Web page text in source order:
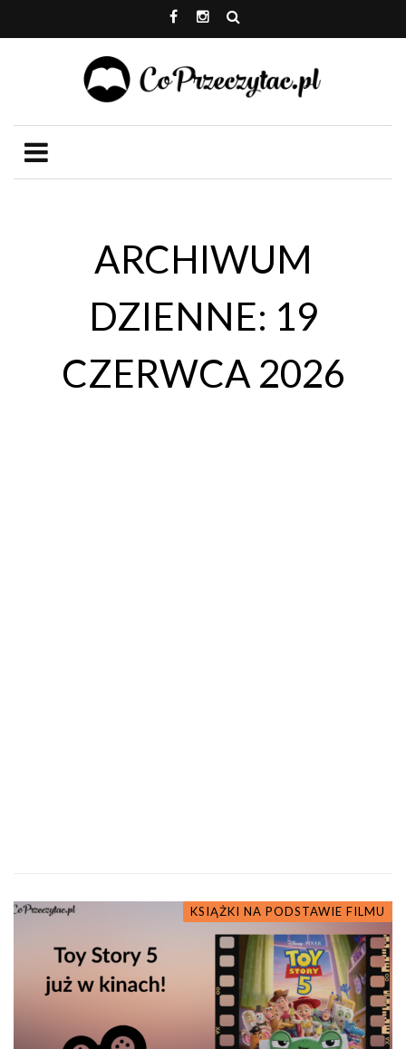
ARCHIWUM
DZIENNE: 19
CZERWCA 2026
KSIĄŻKI NA PODSTAWIE FILMU